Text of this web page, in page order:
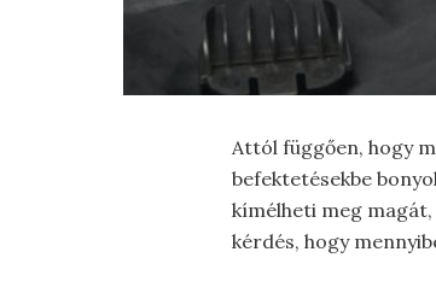
Attól függően, hogy
befektetésekbe
kímélheti meg
kérdés, hogy